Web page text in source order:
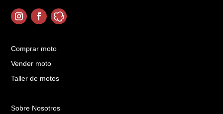
Comprar moto
Vender moto
Taller de motos
Sobre Nosotros